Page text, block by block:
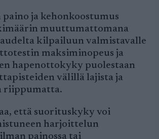
ja kehonkoostumus
muuttumattomana
kilpailuun valmistavalle
maksiminopeus ja
hapenottokyky puolestaan
välillä lajista ja
riippumatta.
että suorituskyky voi
harjoittelun
painossa tai